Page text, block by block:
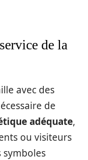
de la
avec des
de
adéquate,
ou visiteurs
symboles